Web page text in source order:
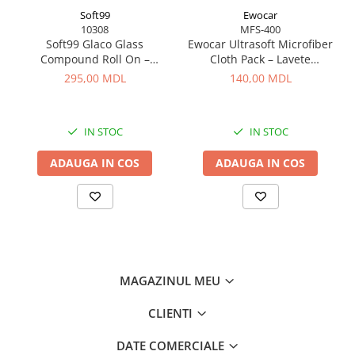
Soft99
10308
Soft99 Glaco Glass
Compound Roll On –
Curățător Abraziv pentru
295,00 MDL
IN STOC
ADAUGA IN COS
Ewocar
MFS-400
Ewocar Ultrasoft Microfiber
Cloth Pack – Lavete
premium din microfibră,
140,00 MDL
IN STOC
ADAUGA IN COS
MAGAZINUL MEU
CLIENTI
DATE COMERCIALE